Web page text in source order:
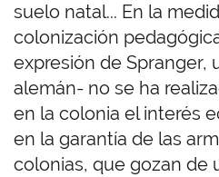
suelo natal... En la
colonización
expresión de Spranger,
alemán- no se ha
en la colonia el interés
en la garantía de las
colonias, que gozan de